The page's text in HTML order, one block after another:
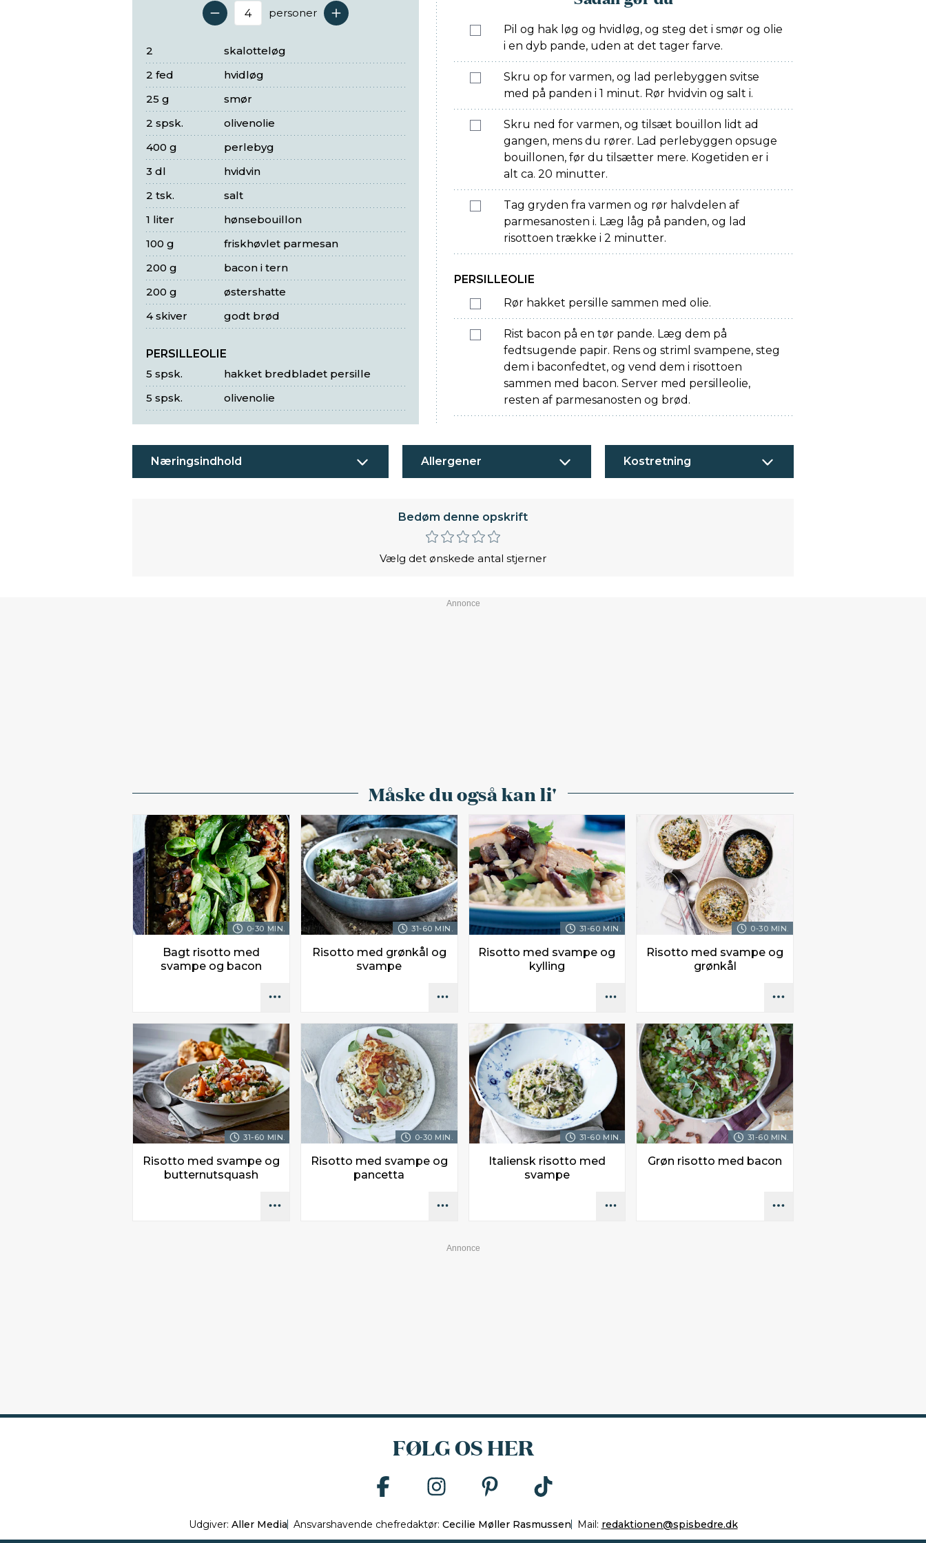
Antal serveringer
personer
skalotteløg
2
hvidløg
2 fed
smør
25 g
olivenolie
2 spsk.
perlebyg
400 g
hvidvin
3 dl
salt
2 tsk.
hønsebouillon
1 liter
friskhøvlet parmesan
100 g
bacon i tern
200 g
østershatte
200 g
godt brød
4 skiver
PERSILLEOLIE
hakket bredbladet persille
5 spsk.
olivenolie
5 spsk.
Pil og hak løg og hvidløg, og steg det i smør og olie
i en dyb pande, uden at det tager farve.
Skru op for varmen, og lad perlebyggen svitse
med på panden i 1 minut. Rør hvidvin og salt i.
Skru ned for varmen, og tilsæt bouillon lidt ad
gangen, mens du rører. Lad perlebyggen opsuge
bouillonen, før du tilsætter mere. Kogetiden er i
alt ca. 20 minutter.
Tag gryden fra varmen og rør halvdelen af
parmesanosten i. Læg låg på panden, og lad
risottoen trække i 2 minutter.
PERSILLEOLIE
Rør hakket persille sammen med olie.
Rist bacon på en tør pande. Læg dem på
fedtsugende papir. Rens og striml svampene, steg
dem i baconfedtet, og vend dem i risottoen
sammen med bacon. Server med persilleolie,
resten af parmesanosten og brød.
Næringsindhold Allergener Kostretning
Bedøm denne opskrift
Vælg det ønskede antal stjerner
Måske du også kan li'
0-30 MIN.
Bagt risotto med
svampe og bacon
31-60 MIN.
Risotto med grønkål og
svampe
31-60 MIN.
Risotto med svampe og
kylling
0-30 MIN.
Risotto med svampe og
grønkål
31-60 MIN.
Risotto med svampe og
butternutsquash
0-30 MIN.
Risotto med svampe og
pancetta
31-60 MIN.
Italiensk risotto med
svampe
31-60 MIN.
Grøn risotto med bacon
FØLG OS HER
Udgiver: Aller Media Ansvarshavende chefredaktør: Cecilie Møller Rasmussen Mail: redaktionen@spisbedre.dk